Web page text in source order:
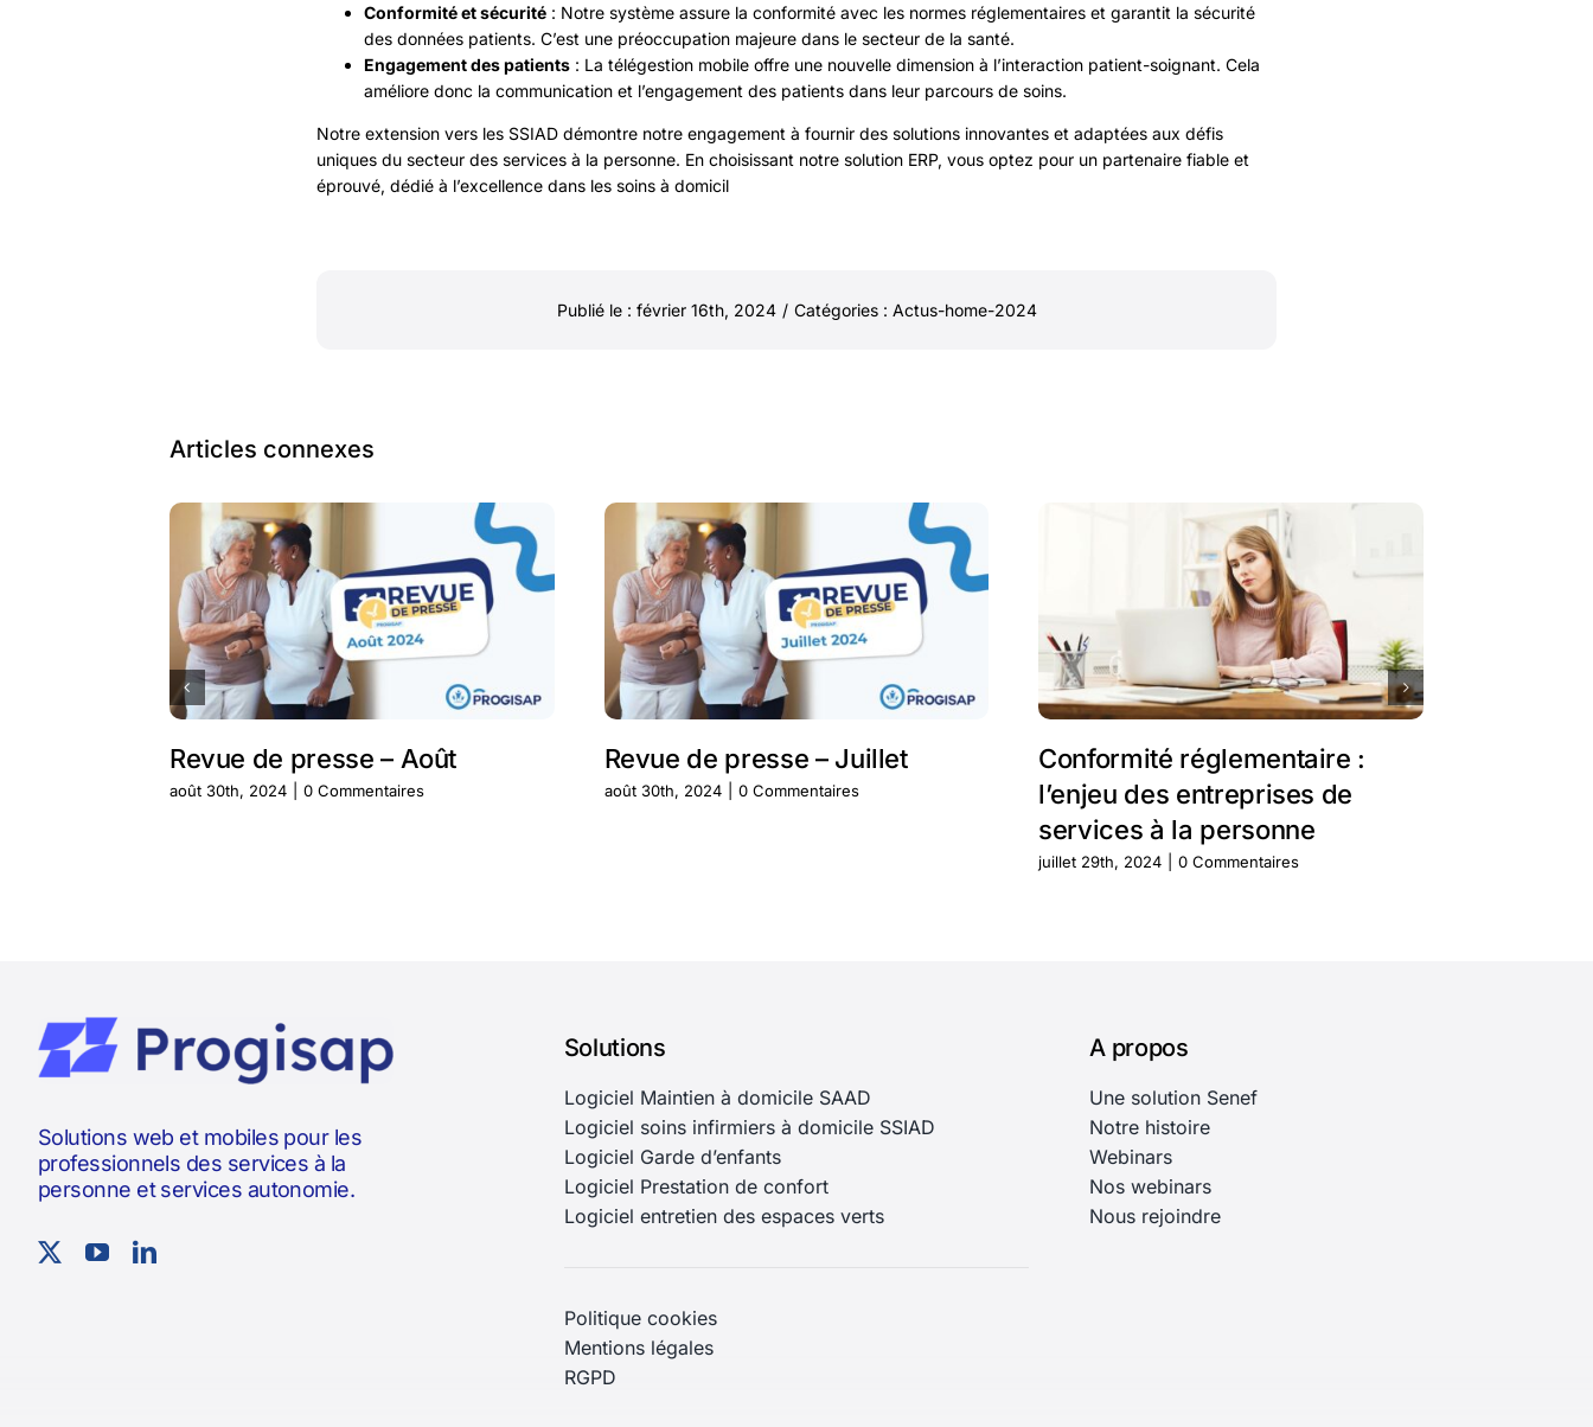
Conformité et sécurité: Notre système assure la conformité avec les normes réglementaires et garantit la sécurité
des données patients. C’est une préoccupation majeure dans le secteur de la santé.
Engagement des patients: La télégestion mobile offre une nouvelle dimension à l’interaction patient-soignant. Cela
améliore donc la communication et l’engagement des patients dans leur parcours de soins.
Notre extension vers les SSIAD démontre notre engagement à fournir des solutions innovantes et adaptées aux défis
uniques du secteur des services à la personne. En choisissant notre solution ERP, vous optez pour un partenaire fiable et
éprouvé, dédié à l’excellence dans les soins à domicil
Publié le : février 16th, 2024 / Catégories : Actus-home-2024
Articles connexes
Revue de presse – Août
août 30th, 2024 0 Commentaires
Revue de presse – Juillet
août 30th, 2024 0 Commentaires
Conformité réglementaire :
l’enjeu des entreprises de
services à la personne
juillet 29th, 2024 0 Commentaires
Solutions web et mobiles pour les
professionnels des services à la
personne et services autonomie.
Solutions
Logiciel Maintien à domicile SAAD
Logiciel soins infirmiers à domicile SSIAD
Logiciel Garde d’enfants
Logiciel Prestation de confort
Logiciel entretien des espaces verts
Politique cookies
Mentions légales
RGPD
A propos
Une solution Senef
Notre histoire
Webinars
Nos webinars
Nous rejoindre